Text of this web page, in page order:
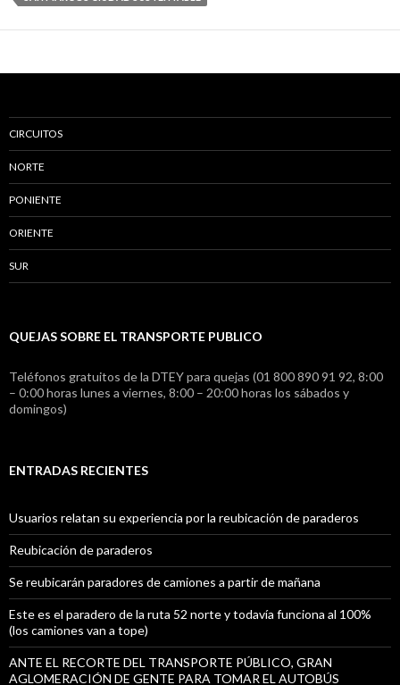
CIRCUITOS
NORTE
PONIENTE
ORIENTE
SUR
QUEJAS SOBRE EL TRANSPORTE PUBLICO
Teléfonos gratuitos de la DTEY para quejas (01 800 890 91 92, 8:00
– 0:00 horas lunes a viernes, 8:00 – 20:00 horas los sábados y
domingos)
ENTRADAS RECIENTES
Usuarios relatan su experiencia por la reubicación de paraderos
Reubicación de paraderos
Se reubicarán paradores de camiones a partir de mañana
Este es el paradero de la ruta 52 norte y todavía funciona al 100%
(los camiones van a tope)
ANTE EL RECORTE DEL TRANSPORTE PÚBLICO, GRAN
AGLOMERACIÓN DE GENTE PARA TOMAR EL AUTOBÚS